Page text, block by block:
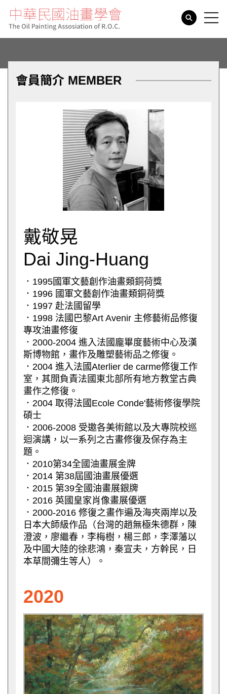
search
會員簡介 MEMBER
戴敬晃
Dai Jing-Huang
．1995國軍文藝創作油畫類銅荷獎
．1996 國軍文藝創作油畫類銅荷獎
．1997 赴法國留學
．1998 法國巴黎Art Avenir 主修藝術品修復
專攻油畫修復
．2000-2004 進入法國龐畢度藝術中心及漢
斯博物館，畫作及雕塑藝術品之修復。
．2004 進入法國Aterlier de carme修復工作
室，其間負責法國東北部所有地方教堂古典
畫作之修復。
．2004 取得法國Ecole Conde'藝術修復學院
碩士
．2006-2008 受邀各美術館以及大專院校巡
迴演講，以一系列之古畫修復及保存為主
題。
．2010第34全國油畫展金牌
．2014 第38屆國油畫展優選
．2015 第39全國油畫展銀牌
．2016 英國皇家肖像畫展優選
．2000-2016 修復之畫作遍及海夾兩岸以及
日本大師級作品（台灣的趙無極朱德群，陳
澄波，廖繼春，李梅樹，楊三郎，李澤藩以
及中國大陸的徐悲鴻，秦宣夫，方幹民，日
本草間彌生等人）。
2020